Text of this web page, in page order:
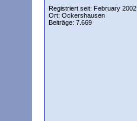
Registriert seit: February 2002
Ort: Ockershausen
Beiträge: 7.669